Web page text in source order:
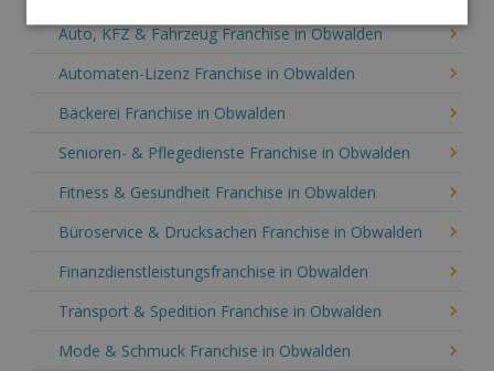
Auto, KFZ & Fahrzeug Franchise in Obwalden
Automaten-Lizenz Franchise in Obwalden
Bäckerei Franchise in Obwalden
Senioren- & Pflegedienste Franchise in Obwalden
Fitness & Gesundheit Franchise in Obwalden
Büroservice & Drucksachen Franchise in Obwalden
Finanzdienstleistungsfranchise in Obwalden
Transport & Spedition Franchise in Obwalden
Mode & Schmuck Franchise in Obwalden